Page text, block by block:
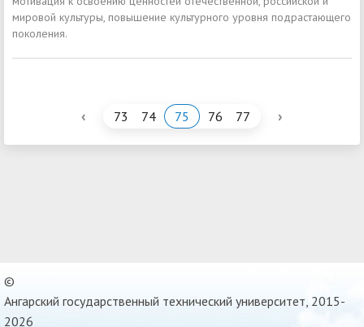
мировой культуры, повышение культурного уровня подрастающего
поколения.
‹ 73 74 75 76 77 ›
©
Ангарский государственный технический университет, 2015-
2026